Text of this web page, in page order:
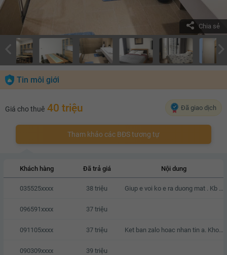
Chia sẻ
Tin môi giới
Giá cho thuê 40 triệu Đã giao dịch
Tham khảo các BĐS tương tự
Khách hàng Đã trả giá Nội dung
035525xxxx 38 triệu
096591xxxx 37 triệu
091105xxxx 37 triệu Ket ban zalo hoac nhan tin a. Khong goi nhaa vi toi kha ban
090309xxxx 39 triệu